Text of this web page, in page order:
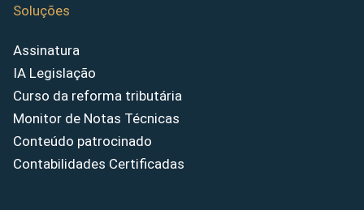
Soluções
Assinatura
IA Legislação
Curso da reforma tributária
Monitor de Notas Técnicas
Conteúdo patrocinado
Contabilidades Certificadas